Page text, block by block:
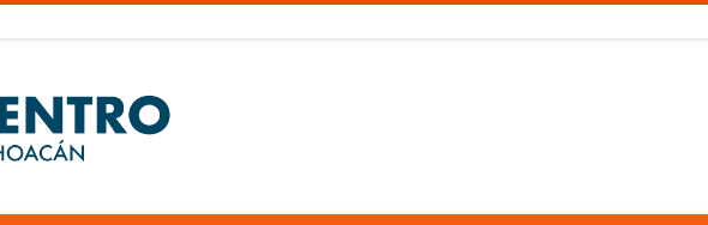
de
Michoacán